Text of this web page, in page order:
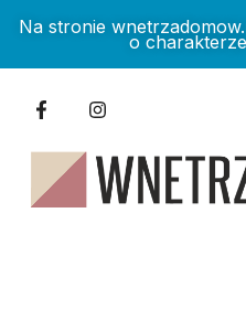
Na stronie
o